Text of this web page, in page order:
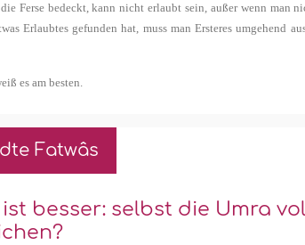
Ferse bedeckt, kann nicht erlaubt sein, außer wenn man
Erlaubtes gefunden hat, muss man Ersteres umgehend
es am besten.
Fatwâs
ist besser: selbst die Umra